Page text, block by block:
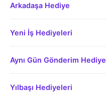
Arkadaşa Hediye
Yeni İş Hediyeleri
Aynı Gün Gönderim Hediye
Yılbaşı Hediyeleri